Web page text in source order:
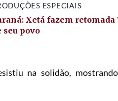
ESPECIAIS
Xetá fazem
seu povo
na solidão,